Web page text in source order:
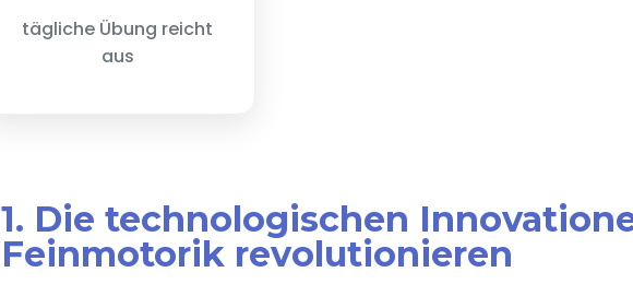
tägliche Übung reicht
aus
1. Die technologischen
Feinmotorik revolutionieren